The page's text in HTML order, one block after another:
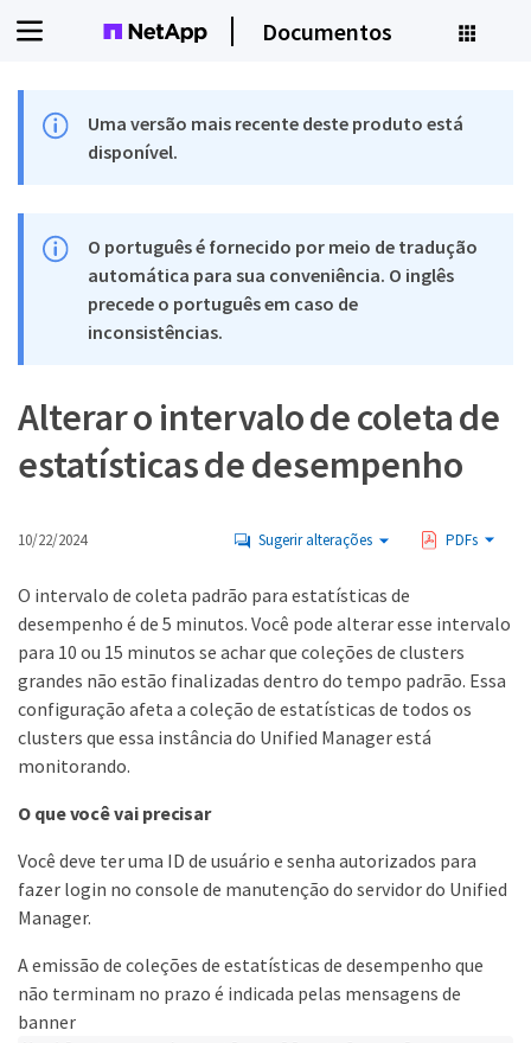
Documentos
Uma versão mais recente deste produto está
disponível.
O português é fornecido por meio de tradução
automática para sua conveniência. O inglês
precede o português em caso de
inconsistências.
Alterar o intervalo de coleta de
estatísticas de desempenho
10/22/2024 Sugerir alterações PDFs
O intervalo de coleta padrão para estatísticas de
desempenho é de 5 minutos. Você pode alterar esse intervalo
para 10 ou 15 minutos se achar que coleções de clusters
grandes não estão finalizadas dentro do tempo padrão. Essa
configuração afeta a coleção de estatísticas de todos os
clusters que essa instância do Unified Manager está
monitorando.
O que você vai precisar
Você deve ter uma ID de usuário e senha autorizados para
fazer login no console de manutenção do servidor do Unified
Manager.
A emissão de coleções de estatísticas de desempenho que
não terminam no prazo é indicada pelas mensagens de
banner